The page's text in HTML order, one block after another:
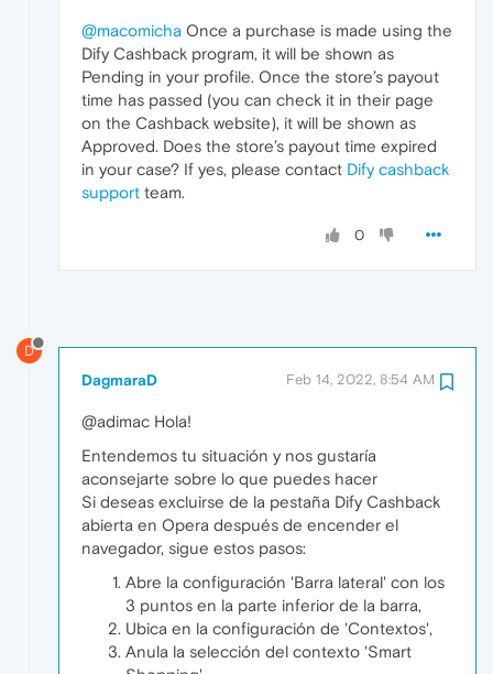
@macomicha Once a purchase is made using the
Dify Cashback program, it will be shown as
Pending in your profile. Once the store’s payout
time has passed (you can check it in their page
on the Cashback website), it will be shown as
Approved. Does the store’s payout time expired
in your case? If yes, please contact Dify cashback
support team.
0
D
DagmaraD Feb 14, 2022, 8:54 AM
@adimac Hola!
Entendemos tu situación y nos gustaría
aconsejarte sobre lo que puedes hacer
Si deseas excluirse de la pestaña Dify Cashback
abierta en Opera después de encender el
navegador, sigue estos pasos:
Abre la configuración 'Barra lateral' con los
3 puntos en la parte inferior de la barra,
Ubica en la configuración de 'Contextos',
Anula la selección del contexto 'Smart